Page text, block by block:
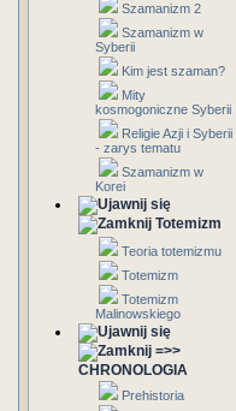
Szamanizm 2
Szamanizm w
Syberii
Kim jest szaman?
Mity
kosmogoniczne Syberii
Religie Azji i Syberii
- zarys tematu
Szamanizm w
Korei
Totemizm
Teoria totemizmu
Totemizm
Totemizm
Malinowskiego
=>>
CHRONOLOGIA
Prehistoria